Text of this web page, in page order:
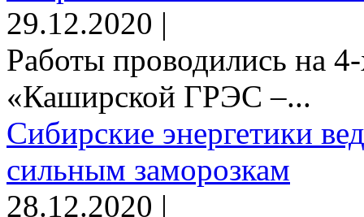
29.12.2020 |
Работы проводились на
«Каширской ГРЭС –...
Сибирские энергетики
сильным заморозкам
28.12.2020 |